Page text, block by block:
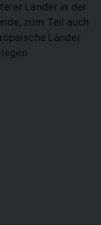
Länder in der
zum Teil auch
Länder